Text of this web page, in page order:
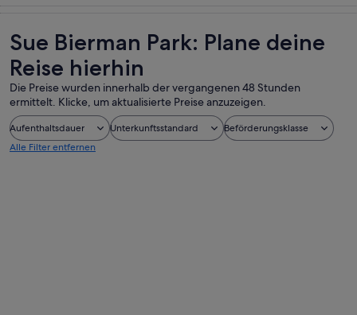
Sue Bierman Park: Plane deine
Reise hierhin
Die Preise wurden innerhalb der vergangenen 48 Stunden
ermittelt. Klicke, um aktualisierte Preise anzuzeigen.
Aufenthaltsdauer Unterkunftsstandard
Beförderungsklasse
Alle Filter entfernen